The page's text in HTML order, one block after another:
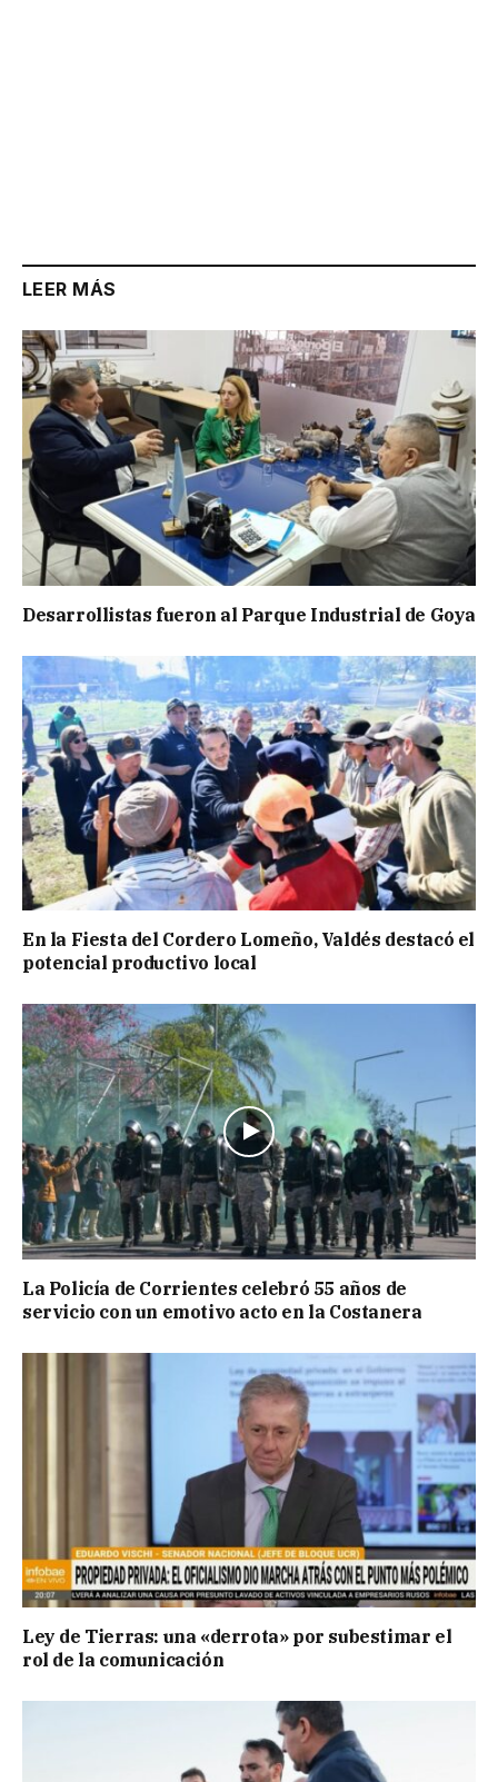
LEER MÁS
Desarrollistas fueron al Parque Industrial de Goya
En la Fiesta del Cordero Lomeño, Valdés destacó el
potencial productivo local
La Policía de Corrientes celebró 55 años de
servicio con un emotivo acto en la Costanera
Ley de Tierras: una «derrota» por subestimar el
rol de la comunicación